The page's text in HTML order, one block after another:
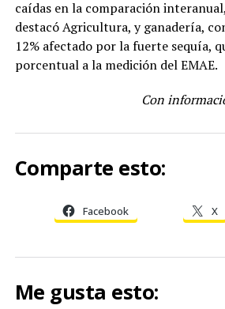
caídas en la comparación
destacó Agricultura, y ganadería,
12% afectado por la fuerte sequía,
porcentual a la medición del EMAE.
Con
Comparte esto:
Facebook X
Me gusta esto: